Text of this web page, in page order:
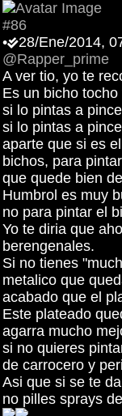
#86
•
28/Ene/2014,
@Rapper_prime
A ver tio, yo te
Es un bicho
si lo pintas a
si lo pintas a
aparte que si es
bichos, para
que quede bien
Humbrol es muy
no para pintar el
Yo te diria que
berengenales.
Si no tienes
metalico que
acabado que el
Este plateado
agarra mucho
si no quieres
de carrocero y
Asi que si se te
no pilles sprays